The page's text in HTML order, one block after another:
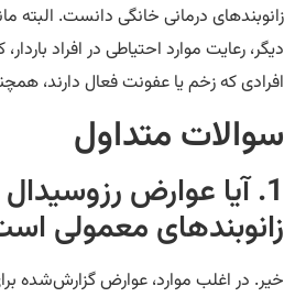
درمانی خانگی دانست. البته
رعایت موارد احتیاطی در افراد باردار،
که زخم یا عفونت فعال دارند،
متداول
1. آیا عوارض رزوسیدال
معمولی است؟
در اغلب موارد، عوارض گزارش‌شده برای